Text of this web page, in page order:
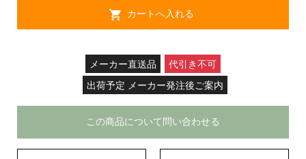
メーカー直送品
代引き不可
出荷予定 メーカー発注後ご案内
この商品について問い合わせる